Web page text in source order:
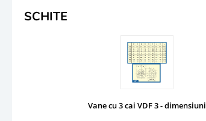
SCHITE
Vane cu 3 cai VDF 3 - dimensiuni